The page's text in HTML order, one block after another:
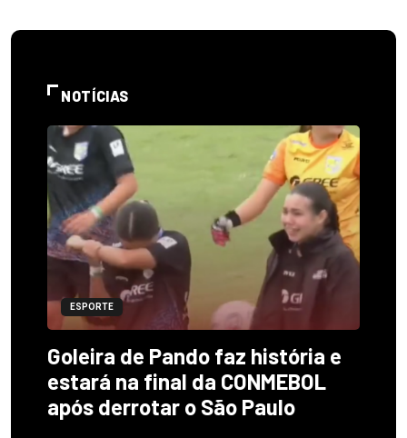
NOTÍCIAS
ESPORTE
Goleira de Pando faz história e
estará na final da CONMEBOL
após derrotar o São Paulo